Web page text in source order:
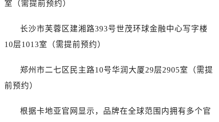
室（需提前预约）
长沙市芙蓉区建湘路393号世茂环球金融中心写字楼
10层1013室（需提前预约）
郑州市二七区民主路10号华润大厦29层2905室（需提
前预约）
根据卡地亚官网显示，品牌在全球范围内拥有多个官